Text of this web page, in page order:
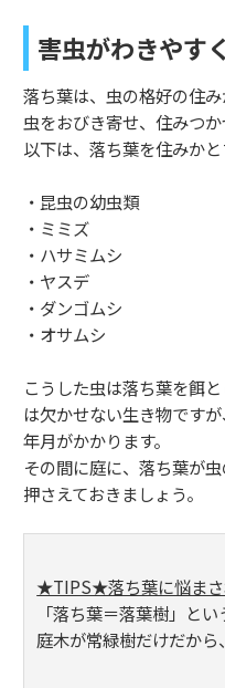
害虫がわきやす
落ち葉は、虫の格好の住
虫をおびき寄せ、住みつか
以下は、落ち葉を住みかと
・昆虫の幼虫類
・ミミズ
・ハサミムシ
・ヤスデ
・ダンゴムシ
・オサムシ
こうした虫は落ち葉を餌
は欠かせない生き物です
年月がかかります。
その間に庭に、落ち葉が
押さえておきましょう。
★TIPS★落ち葉に悩まさ
「落ち葉＝落葉樹」と
庭木が常緑樹だけだか